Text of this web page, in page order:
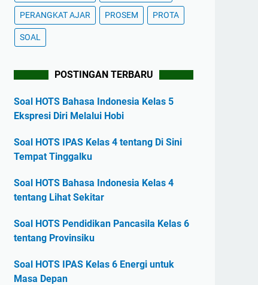
PERANGKAT AJAR PROSEM PROTA
SOAL
POSTINGAN TERBARU
Soal HOTS Bahasa Indonesia Kelas 5
Ekspresi Diri Melalui Hobi
Soal HOTS IPAS Kelas 4 tentang Di Sini
Tempat Tinggalku
Soal HOTS Bahasa Indonesia Kelas 4
tentang Lihat Sekitar
Soal HOTS Pendidikan Pancasila Kelas 6
tentang Provinsiku
Soal HOTS IPAS Kelas 6 Energi untuk
Masa Depan